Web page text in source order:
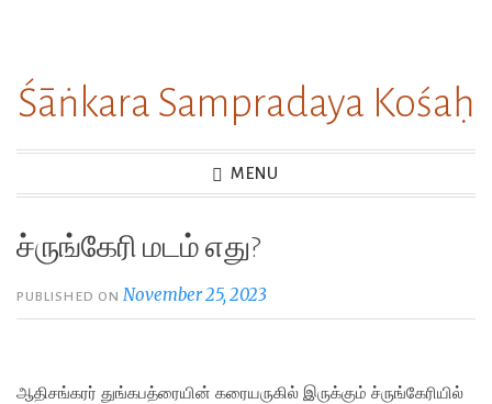
content
Śāṅkara Sampradaya Kośaḥ
MENU
ச்ருங்கேரி மடம் எது?
PUBLISHED ONNovember 25, 2023
ஆதிசங்கரர் துங்கபத்ரையின் கரையருகில் இருக்கும் ச்ருங்கேரியில்